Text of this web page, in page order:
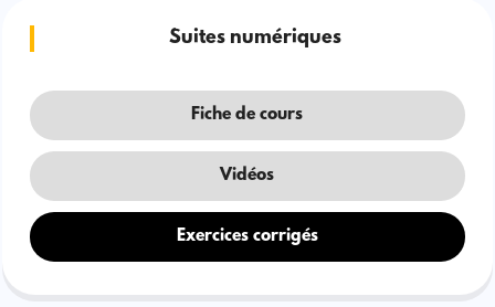
Suites numériques
Fiche de cours
Vidéos
Exercices corrigés